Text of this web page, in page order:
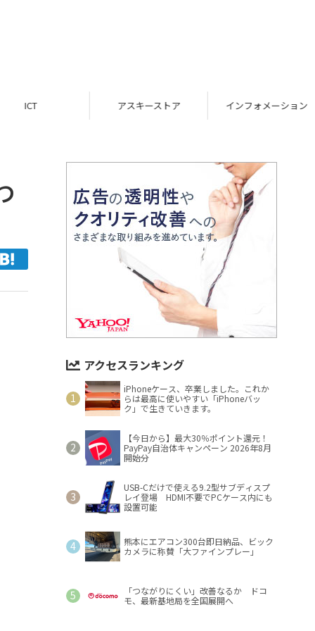
ICT アスキーストア インフォメーション
アクセスランキング
iPhoneケース、卒業しました。これか
らは最高に使いやすい「iPhoneバッ
ク」で生きていきます。
【今日から】最大30％ポイント還元！
PayPay自治体キャンペーン 2026年8月
開始分
USB-Cだけで使える9.2型サブディスプ
レイ登場 HDMI不要でPCケース内にも
設置可能
熊本にエアコン300台即日納品、ビック
カメラに称賛「大ファインプレー」
「つながりにくい」改善なるか ドコ
モ、最新基地局を全国展開へ